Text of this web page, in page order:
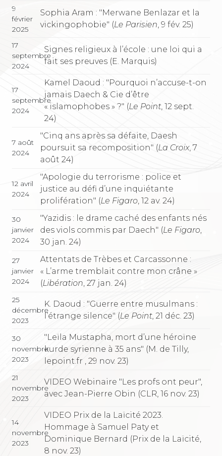
9
février
2025
Sophia Aram : "Merwane Benlazar et la
vickingophobie" (Le Parisien, 9 fév. 25)
17
septembre
2024
Signes religieux à l’école : une loi qui a
fait ses preuves (E. Marquis)
17
septembre
2024
Kamel Daoud : "Pourquoi n’accuse-t-on
jamais Daech & Cie d’être
« islamophobes » ?" (Le Point , 12 sept.
24)
7 août
2024
"Cinq ans après sa défaite, Daesh
poursuit sa recomposition" (La Croix, 7
août 24)
12 avril
2024
"Apologie du terrorisme : police et
justice au défi d’une inquiétante
prolifération" (Le Figaro , 12 av. 24)
30
janvier
2024
"Yazidis : le drame caché des enfants nés
des viols commis par Daech" (Le Figaro
30 jan. 24)
27
janvier
2024
Attentats de Trèbes et Carcassonne :
« L’arme tremblait contre mon crâne »
(Libération , 27 jan. 24)
25
décembre
2023
K. Daoud : "Guerre entre musulmans :
l’étrange silence" (Le Point, 21 déc. 23)
30
novembre
2023
"Leïla Mustapha, mort d’une héroïne
kurde syrienne à 35 ans" (M. de Tilly,
lepoint.fr , 29 nov. 23)
21
novembre
2023
VIDEO Webinaire "Les profs ont peur",
avec Jean-Pierre Obin (CLR, 16 nov. 23)
14
novembre
2023
VIDEO Prix de la Laïcité 2023.
Hommage à Samuel Paty et
Dominique Bernard (Prix de la Laïcité,
8 nov. 23)